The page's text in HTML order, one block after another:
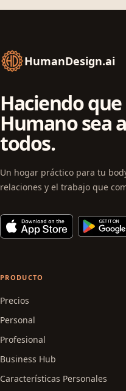
HumanDesign.ai
Haciendo
Humano sea
todos.
Un hogar práctico para tu
relaciones y el trabajo que
PRODUCTO
Precios
Personal
Profesional
Business Hub
Características Personales